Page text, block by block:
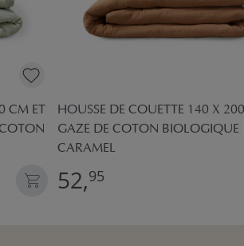
CM ET
HOUSSE DE COUETTE 140 X 200
GAZE DE COTON BIOLOGIQUE |
CARAMEL
52,95